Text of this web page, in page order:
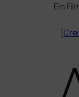
Ein
[